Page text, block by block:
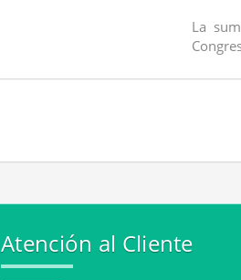
La
Atención al Cliente